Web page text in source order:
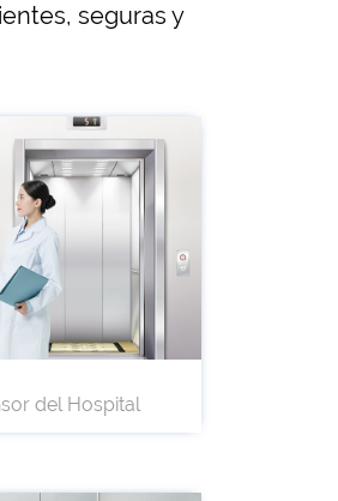
seguras y
del Hospital